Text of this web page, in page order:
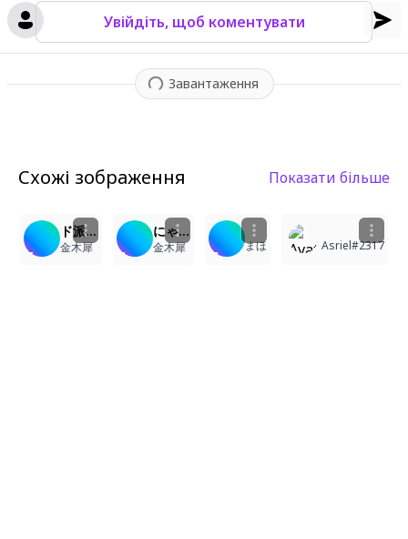
Увійдіть, щоб коментувати
Завантаження
Схожі зображення Показати більше
ド派手にかますぞ～
金木犀
にゃはっ☆
金木犀 まほ Asriel#2317